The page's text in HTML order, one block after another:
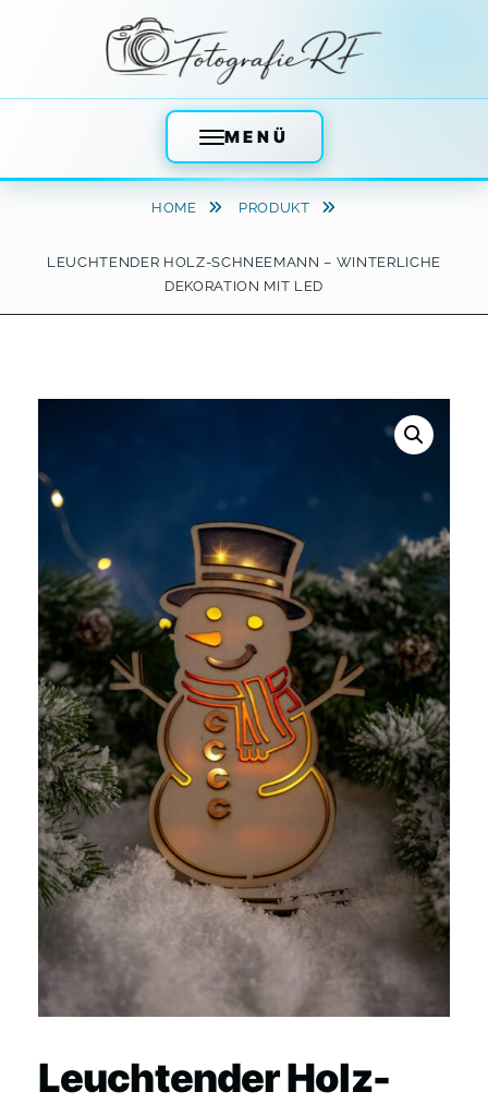
MENÜ
HOME PRODUKT
LEUCHTENDER HOLZ-SCHNEEMANN – WINTERLICHE
DEKORATION MIT LED
Leuchtender Holz-